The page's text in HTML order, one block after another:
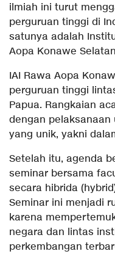
ilmiah ini turut
perguruan tinggi di
satunya adalah
Aopa Konawe
IAI Rawa Aopa
perguruan tinggi
Papua. Rangkaian
dengan pelaksanaan
yang unik, yakni
Setelah itu, agenda
seminar bersama
secara hibrida
Seminar ini menjadi
karena
negara dan lintas
perkembangan